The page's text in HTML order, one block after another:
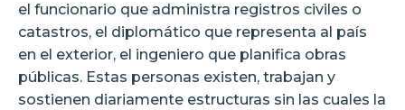
el funcionario que administra registros civiles o
catastros, el diplomático que representa al país
en el exterior, el ingeniero que planifica obras
públicas. Estas personas existen, trabajan y
sostienen diariamente estructuras sin las cuales la